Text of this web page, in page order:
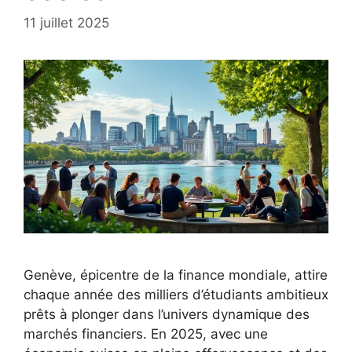
11 juillet 2025
Genève, épicentre de la finance mondiale, attire
chaque année des milliers d’étudiants ambitieux
prêts à plonger dans l’univers dynamique des
marchés financiers. En 2025, avec une